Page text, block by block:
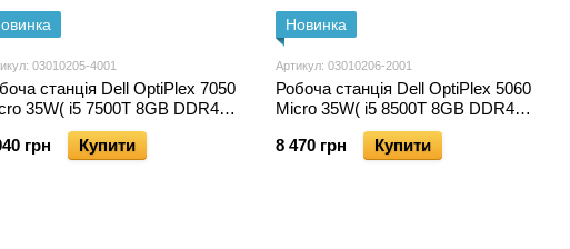
03010205-4001
станція Dell OptiPlex 7050
35W( i5 7500T 8GB DDR4
SATA SSD 120GB ) б/в
грн
Купити
Новинка
Артикул: 03010206-2001
Робоча станція Dell OptiPlex 5060
Micro 35W( i5 8500T 8GB DDR4
HD630 SATA SSD 120GB ) б/в
8 470 грн
Купити